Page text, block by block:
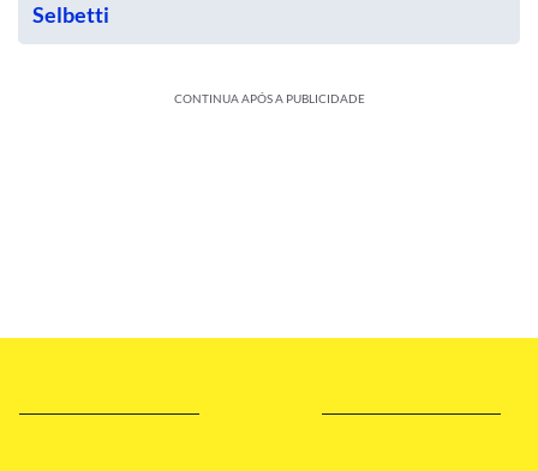
Selbetti
CONTINUA APÓS A PUBLICIDADE